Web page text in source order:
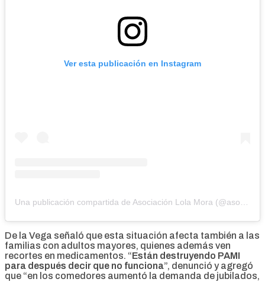
Ver esta publicación en Instagram
De la Vega señaló que esta situación afecta también a las
familias con adultos mayores, quienes además ven
recortes en medicamentos. “Están destruyendo PAMI
para después decir que no funciona”, denunció y agregó
que “en los comedores aumentó la demanda de jubilados,